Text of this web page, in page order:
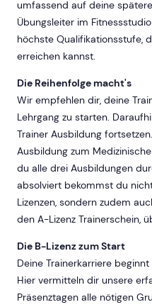
umfassend auf deine
Übungsleiter im
höchste Qualifikationsstufe,
erreichen kannst.
Die Reihenfolge macht's
Wir empfehlen dir, deine
Lehrgang zu starten.
Trainer Ausbildung
Ausbildung zum
du alle drei Ausbildungen
absolviert bekommst du
Lizenzen, sondern zudem
den A-Lizenz Trainerschein,
Die B-Lizenz zum Start
Deine Trainerkarriere
Hier vermitteln dir unsere
Präsenztagen alle nötigen